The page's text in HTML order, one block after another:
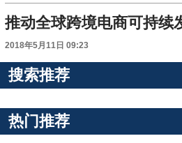
推动全球跨境电商可持续
2018年5月11日 09:23
搜索推荐
热门推荐